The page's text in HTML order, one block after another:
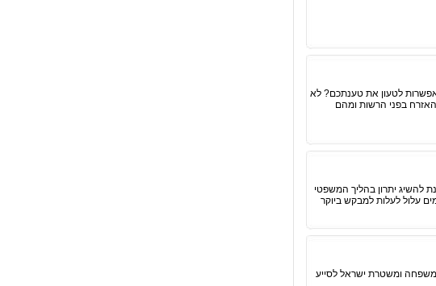
לטעון את טענתכם? לא
האזרח בפני הרשות ומהם
להשיג יתרון בהליך המשפטי
עלול לעלות למבקש ביוקר
משפחה ומשטרת ישראל לסייע